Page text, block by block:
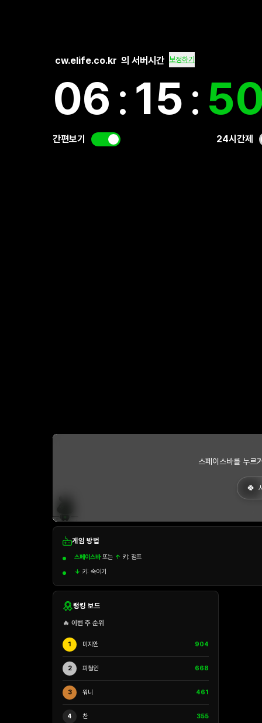
cw.elife.co.kr 의 서버시간 보정하기
06 :15: 51
간편보기 24시간제
스페이스바를 누르
게임 방법
스페이스바또는 ↑ 키: 점프
↓ 키: 숙이기
랭킹 보드
🔥 이번 주 순위
1 미지안 904
2 피철인 668
3 워니 461
4 찬 355